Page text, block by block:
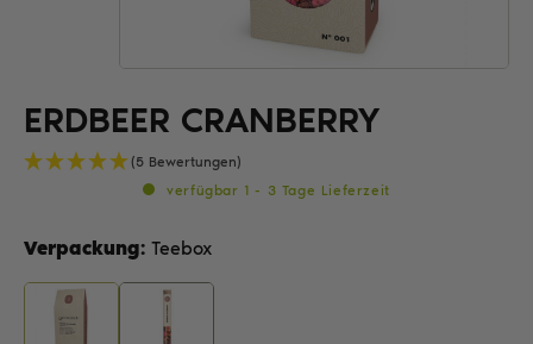
ERDBEER CRANBERRY
(5 Bewertungen)
verfügbar 1 - 3 Tage Lieferzeit
Verpackung: Teebox